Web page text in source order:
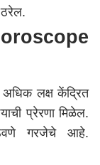
ठरेल.
अधिक लक्ष केंद्रित
प्रेरणा मिळेल.
गरजेचे आहे.